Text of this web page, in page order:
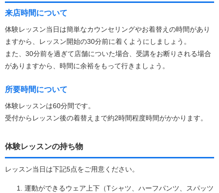
来店時間について
体験レッスン当日は簡単なカウンセリングやお着替えの時間があり
ますから、レッスン開始の30分前に着くようにしましょう。
また、30分前を過ぎて店舗についた場合、受講をお断りされる場合
がありますから、時間に余裕をもって行きましょう。
所要時間について
体験レッスンは60分間です。
受付からレッスン後の着替えまで約2時間程度時間がかかります。
体験レッスンの持ち物
レッスン当日は下記5点をご用意ください。
運動ができるウェア上下（Tシャツ、ハーフパンツ、スパッツ